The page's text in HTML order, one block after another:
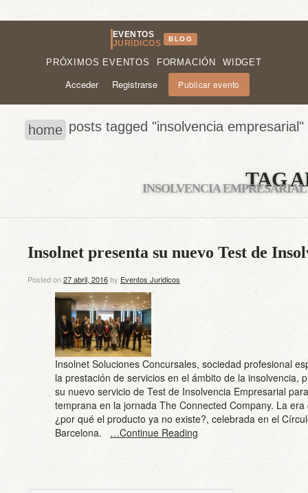
EVENTOS
JURÍDICOS
BLOG
PRÓXIMOS EVENTOS FORMACIÓN WIDGET
Acceder Registrarse Publicar evento
home posts tagged "insolvencia empresarial"
TAG
INSOLVENCIA EMPRESARIAL
Insolnet presenta su nuevo Test de
Posted on27 abril, 2016by Eventos Juridicos
Insolnet Soluciones Concursales, sociedad profesional
la prestación de servicios en el ámbito de la insolvencia,
su nuevo servicio de Test de Insolvencia Empresarial
temprana en la jornada The Connected Company. La era
¿por qué el producto ya no existe?, celebrada en el
Barcelona. …Continue Reading